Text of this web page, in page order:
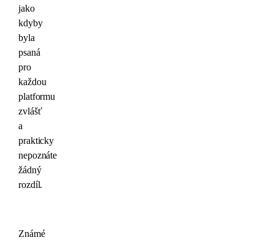
jako
kdyby
byla
psaná
pro
každou
platformu
zvlášť
a
prakticky
nepoznáte
žádný
rozdíl.
Známé